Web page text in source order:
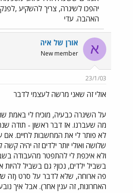
יהפכו לשיגרה, צריך להשקיע
האהבה. עדי
א אורן של איה
New member
23/1/03
אולי זה שאני מרשה לעצמי לדבר
על השיגרה כבעיה, מוכיח לי באמת
מה שעברנו. אז דבר ראשון - תודה
לא פותר לי את המחשבות לחיים. אם
שלושה ואולי יותר ילדים זה יהיה
ולא איכפת לי להתפטר מהעבודה
בשביל ילדים, נכון? גם בשביל
פה ארוחה, שלא לדבר על סרט (זה
האחרונות, זה ענין אחר). אבל איך